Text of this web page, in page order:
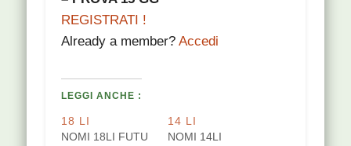
REGISTRATI !
Already a member?Accedi
LEGGI ANCHE :
18 LI
NOMI 18LI FUTU
14 LI
NOMI 14LI